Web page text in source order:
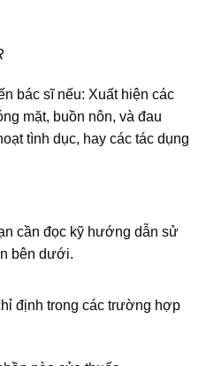
bác sĩ nếu: Xuất hiện các
mặt, buồn nôn, và đau
tình dục, hay các tác dụng
cần đọc kỹ hướng dẫn sử
bên dưới.
định trong các trường hợp